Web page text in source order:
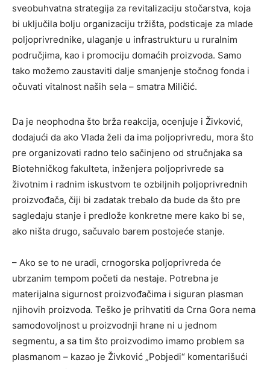
sveobuhvatna strategija za revitalizaciju stočarstva, koja
bi uključila bolju organizaciju tržišta, podsticaje za mlade
poljoprivrednike, ulaganje u infrastrukturu u ruralnim
područjima, kao i promociju domaćih proizvoda. Samo
tako možemo zaustaviti dalje smanjenje stočnog fonda i
očuvati vitalnost naših sela – smatra Miličić.
Da je neophodna što brža reakcija, ocenjuje i Živković,
dodajući da ako Vlada želi da ima poljoprivredu, mora što
pre organizovati radno telo sačinjeno od stručnjaka sa
Biotehničkog fakulteta, inženjera poljoprivrede sa
životnim i radnim iskustvom te ozbiljnih poljoprivrednih
proizvođača, čiji bi zadatak trebalo da bude da što pre
sagledaju stanje i predlože konkretne mere kako bi se,
ako ništa drugo, sačuvalo barem postojeće stanje.
– Ako se to ne uradi, crnogorska poljoprivreda će
ubrzanim tempom početi da nestaje. Potrebna je
materijalna sigurnost proizvođačima i siguran plasman
njihovih proizvoda. Teško je prihvatiti da Crna Gora nema
samodovoljnost u proizvodnji hrane ni u jednom
segmentu, a sa tim što proizvodimo imamo problem sa
plasmanom – kazao je Živković „Pobjedi“ komentarišući